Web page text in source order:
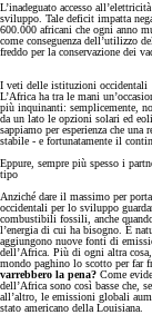
L’inadeguato accesso
sviluppo. Tale deficit impatta
600.000 africani che ogni anno
come conseguenza dell’utilizzo
freddo per la conservazione dei
I veti delle istituzioni occidentali
L’Africa ha tra le mani
più inquinanti: semplicemente,
da un lato le opzioni solari ed
sappiamo per esperienza che una
stabile - e fortunatamente il
Eppure, sempre più spesso i
tipo
Anziché dare il massimo per
occidentali per lo sviluppo
combustibili fossili, anche
l’energia di cui ha bisogno. È
aggiungono nuove fonti di
dell’Africa. Più di ogni altra
mondo paghino lo scotto per far
varrebbero la pena? Come
dell’Africa sono così basse che,
all’altro, le emissioni globali
stato americano della Louisiana.